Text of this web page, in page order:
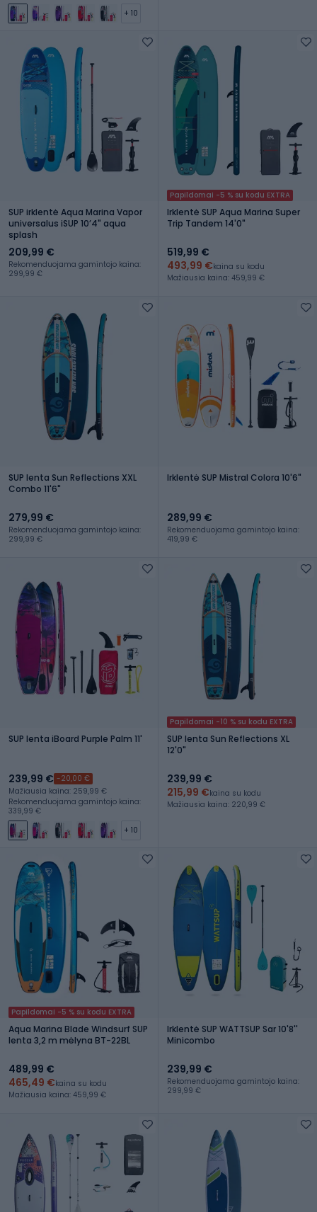
+ 10
SUP irklentė Aqua Marina Vapor
universalus iSUP 10ʼ4" aqua
splash
209,99 €
Rekomenduojama gamintojo kaina:
299,99 €
Papildomai -5 % su kodu EXTRA
Irklentė SUP Aqua Marina Super
Trip Tandem 14'0"
519,99 €
493,99 €kaina su kodu
Mažiausia kaina: 459,99 €
SUP lenta Sun Reflections XXL
Combo 11'6"
279,99 €
Rekomenduojama gamintojo kaina:
299,99 €
Irklentė SUP Mistral Colora 10'6"
289,99 €
Rekomenduojama gamintojo kaina:
419,99 €
SUP lenta iBoard Purple Palm 11'
239,99 € -20,00 €
Mažiausia kaina: 259,99 €
Rekomenduojama gamintojo kaina:
339,99 €
+ 10
Papildomai -10 % su kodu EXTRA
SUP lenta Sun Reflections XL
12'0"
239,99 €
215,99 €kaina su kodu
Mažiausia kaina: 220,99 €
Papildomai -5 % su kodu EXTRA
Aqua Marina Blade Windsurf SUP
lenta 3,2 m mėlyna BT-22BL
489,99 €
465,49 €kaina su kodu
Mažiausia kaina: 459,99 €
Irklentė SUP WATTSUP Sar 10'8''
Minicombo
239,99 €
Rekomenduojama gamintojo kaina:
299,99 €